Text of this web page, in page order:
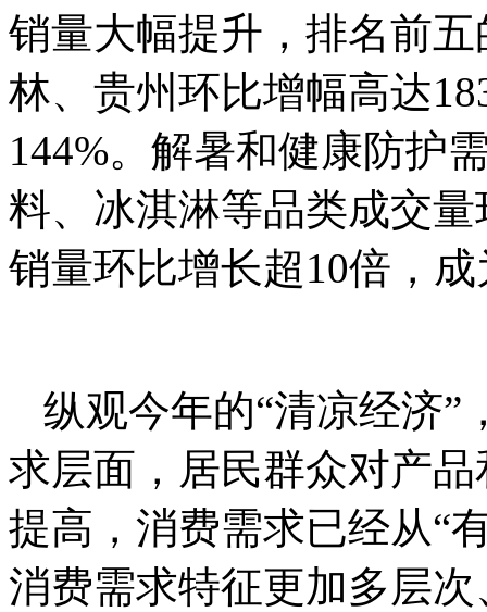
销量大幅提升，排名前
林、贵州环比增幅高达
144%。解暑和健康防护
料、冰淇淋等品类成交
销量环比增长超10倍，
纵观今年的“清凉经济”
求层面，居民群众对产
提高，消费需求已经从“
消费需求特征更加多层